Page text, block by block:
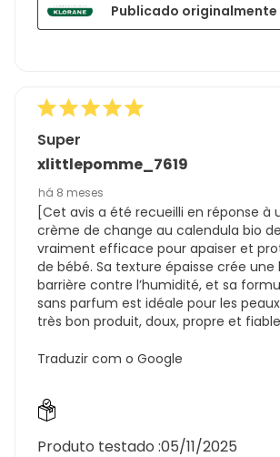
Publicado originalmente
Super
xlittlepomme_7619
há 8 meses
[Cet avis a été recueilli en réponse à
crème de change au calendula bio
vraiment efficace pour apaiser et
de bébé. Sa texture épaisse crée une
barrière contre l’humidité, et sa
sans parfum est idéale pour les peaux
très bon produit, doux, propre et
Traduzir com o Google
Produto testado :05/11/2025